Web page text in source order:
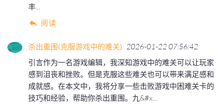
丰...
阅读
杀出重围(克服游戏中的难关) 2026-01-22 07:56:42
引言作为一名游戏编辑，我深知游戏中的难关可以让玩家
感到沮丧和挫败。但是克服这些难关也可以带来满足感和
成就感。在本文中，我将分享一些击败游戏中困难关卡的
技巧和经验，帮助你杀出重围。九&#x...